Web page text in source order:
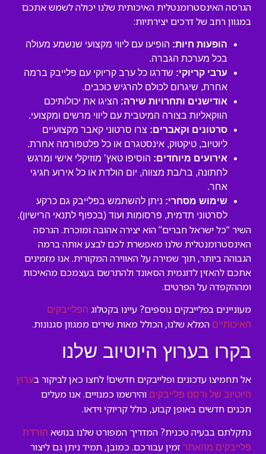
הגרסה האינסטרומנטלית האיכותית שלנו יכולה לשמש אתכם
במגוון רחב של דרכים יצירתיות:
הופעות חיות: הופיעו עם ליווי מקצועי שנשמע מעולה
בכל מערכת הגברה.
ערבי קריוקי: שדרגו כל ערב קריוקי עם פלייבק ברמה
אחרת, שיגרום לכולם להרגיש כוכבים.
אודישנים ותחרויות שירה: הציגו את יכולותיכם
הווקאליות בצורה המיטבית עם ליווי מרשים ומקצועי.
סרטונים וקאברים: צרו סרטוני קאבר מקצועיים
ליוטיוב, טיקטוק, אינסטגרם או כל פלטפורמה אחרת.
אירועים מיוחדים: הוסיפו טאץ’ מוזיקלי אישי ומרגש
לחתונה, בר/בת מצווה, יום הולדת או כל אירוע חגיגי
אחר.
שימוש מסחרי: ניתן להשתמש בפלייבק גם כרקע
לסרטוני תדמית, פרסומות ועוד (בכפוף לתנאי הרישיון).
השיר “כל ישראל חברים” הוא יצירה אהובה ומוכרת. הגרסה
האינסטרומנטלית שלנו מאפשרת לכם לבצע אותה ברמה
הגבוהה ביותר, תוך שמירה על האווירה המקורית. אנו מזמינים
אתכם להאזין לדוגמית הסאונד ולהתרשם בעצמכם מהאיכות
ומההקפדה על הפרטים.
מעוניינים בפלייבקים נוספים? עיינו בקטלוג הפלייבקים
האיכותיים המלא שלנו, הכולל מאות שירים ממגוון סגנונות.
בקרו בערוץ היוטיוב שלנו
אל תחמיצו עדכונים ופלייבקים חדשים! לחצו כאן לביקור בערוץ
היוטיוב של ורסנו פלייבקים והירשמו כמנויים. אנו מעלים
תכנים חדשים באופן קבוע, כולל קריוקי וידאו.
נתקלתם בבעיה טכנית? המדריך המפורט שלנו בנושא הורדת
פלייבקים מהאתר זמין עבורכם. כמובן, תמיד ניתן גם ליצור